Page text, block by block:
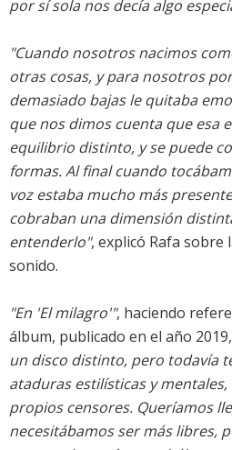
por sí sola nos decía algo
"Cuando nosotros nacimos
otras cosas, y para nosotros
demasiado bajas le quitaba
que nos dimos cuenta que esa
equilibrio distinto, y se puede
formas. Al final cuando
voz estaba mucho más
cobraban una dimensión
entenderlo", explicó Rafa sobre
sonido.
"En 'El milagro'", haciendo
álbum, publicado en el año 2019,
un disco distinto, pero todavía
ataduras estilísticas y
propios censores. Queríamos
necesitábamos ser más libres,